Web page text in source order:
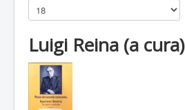
Luigi Reina (a cura)